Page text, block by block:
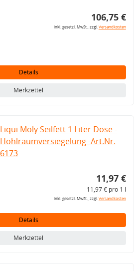
106,75 €
inkl. gesetzl. MwSt., zzgl.Versandkosten
Details
Merkzettel
Liqui Moly Seilfett 1 Liter Dose -
Hohlraumversiegelung -Art.Nr.
6173
11,97 €
11,97 € pro 1 l
inkl. gesetzl. MwSt., zzgl.Versandkosten
Details
Merkzettel